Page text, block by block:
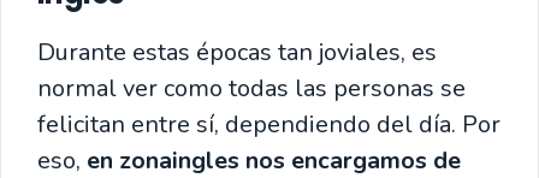
Durante estas épocas tan joviales, es
normal ver como todas las personas se
felicitan entre sí, dependiendo del día. Por
eso, en zonaingles nos encargamos de